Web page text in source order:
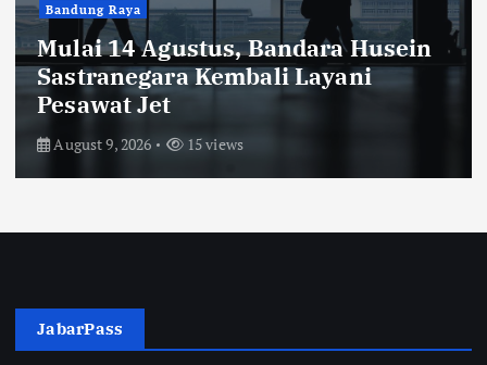
Blog
Tesavara Resmi Rebranding, Usung
Konsep Refined Label dengan
Desain Timeless
August 8, 2026 28 views
JabarPass